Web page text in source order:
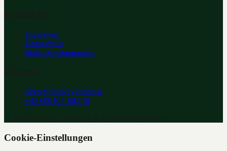
Impressum
Datenschutz
Einlösebestimmungen
office@fairway2hotel.at
+43 699 811 802 16
Cookie-Einstellungen